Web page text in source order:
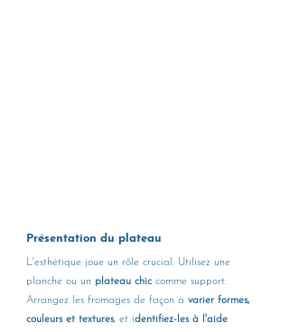
Présentation du plateau
L'esthétique joue un rôle crucial. Utilisez une
planche ou un plateau chic comme support.
Arrangez les fromages de façon à varier formes,
couleurs et textures, et identifiez-les à l'aide